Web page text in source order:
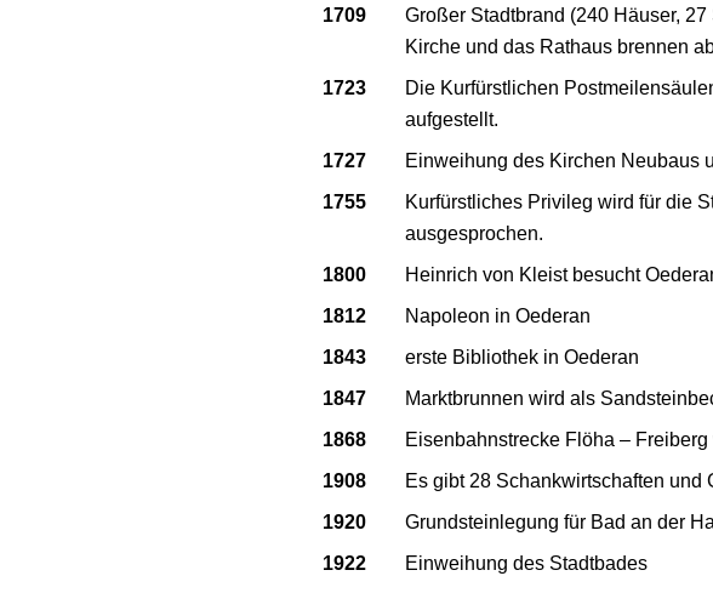
1709
Großer Stadtbrand (240 Häuser,
Kirche und das Rathaus brennen
1723
Die Kurfürstlichen
aufgestellt.
1727
Einweihung des Kirchen Neubaus
1755
Kurfürstliches Privileg wird für die
ausgesprochen.
1800
Heinrich von Kleist besucht
1812
Napoleon in Oederan
1843
erste Bibliothek in Oederan
1847
Marktbrunnen wird als
1868
Eisenbahnstrecke Flöha –
1908
Es gibt 28 Schankwirtschaften und
1920
Grundsteinlegung für Bad an der
1922
Einweihung des Stadtbades